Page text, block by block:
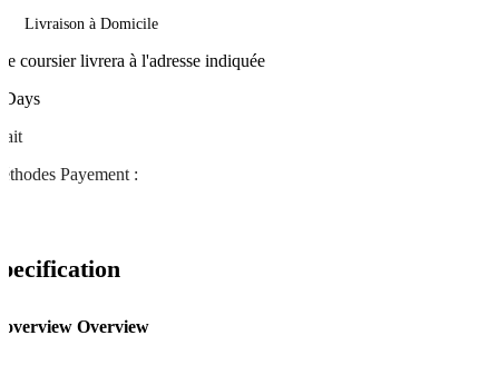
Livraison à Domicile
coursier livrera à l'adresse indiquée
Payement :
Overview